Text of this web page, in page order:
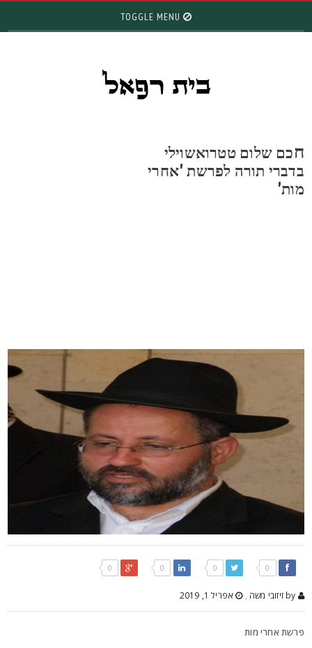
TOGGLE MENU
כם שלום טטרואשוילי
תורה לפרשת 'אחרי
, אפריל 1, 2019
אחרי מות